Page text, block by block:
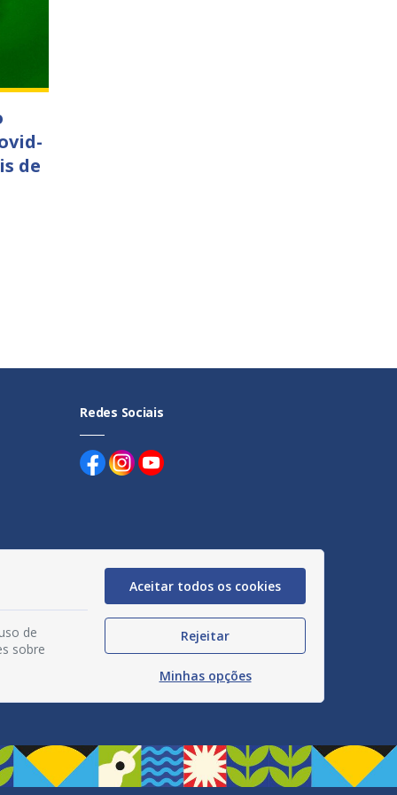
de
Redes Sociais
de
sobre
Aceitar todos os cookies
Rejeitar
Minhas opções